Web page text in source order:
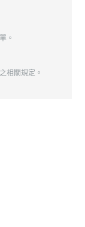
。
相關規定。